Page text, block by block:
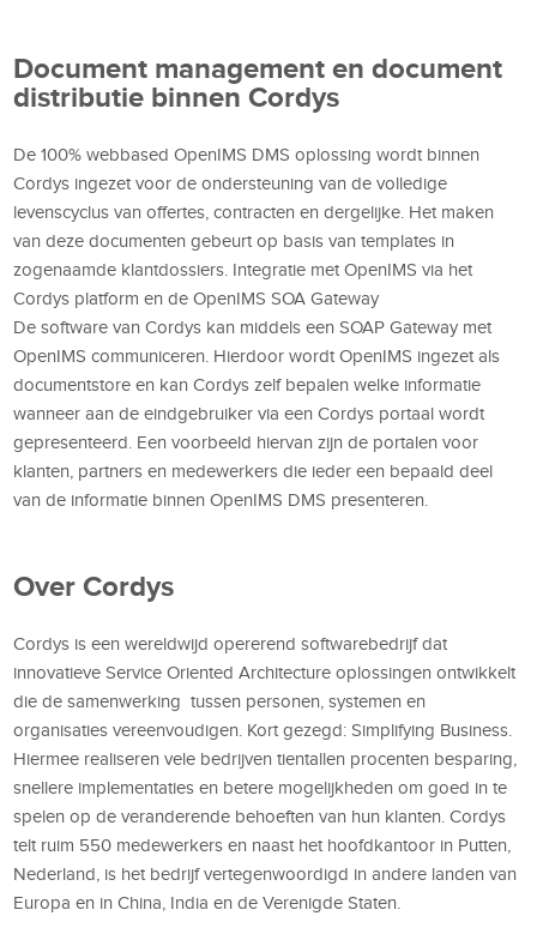
Document management en document
distributie binnen Cordys
De 100% webbased OpenIMS DMS oplossing wordt binnen
Cordys ingezet voor de ondersteuning van de volledige
levenscyclus van offertes, contracten en dergelijke. Het maken
van deze documenten gebeurt op basis van templates in
zogenaamde klantdossiers. Integratie met OpenIMS via het
Cordys platform en de OpenIMS SOA Gateway
De software van Cordys kan middels een SOAP Gateway met
OpenIMS communiceren. Hierdoor wordt OpenIMS ingezet als
documentstore en kan Cordys zelf bepalen welke informatie
wanneer aan de eindgebruiker via een Cordys portaal wordt
gepresenteerd. Een voorbeeld hiervan zijn de portalen voor
klanten, partners en medewerkers die ieder een bepaald deel
van de informatie binnen OpenIMS DMS presenteren.
Over Cordys
Cordys is een wereldwijd opererend softwarebedrijf dat
innovatieve Service Oriented Architecture oplossingen ontwikkelt
die de samenwerking tussen personen, systemen en
organisaties vereenvoudigen. Kort gezegd: Simplifying Business.
Hiermee realiseren vele bedrijven tientallen procenten besparing,
snellere implementaties en betere mogelijkheden om goed in te
spelen op de veranderende behoeften van hun klanten. Cordys
telt ruim 550 medewerkers en naast het hoofdkantoor in Putten,
Nederland, is het bedrijf vertegenwoordigd in andere landen van
Europa en in China, India en de Verenigde Staten.